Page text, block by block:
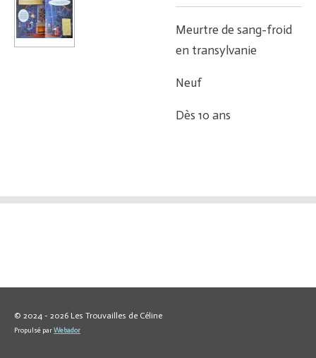
Meurtre de sang-froid
en transylvanie
Neuf
Dès 10 ans
© 2024 - 2026 Les Trouvailles de Céline
Propulsé parWebador